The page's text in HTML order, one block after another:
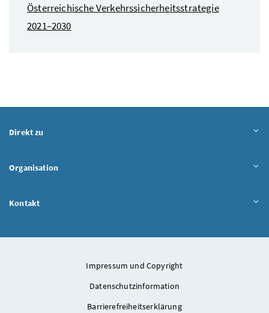
Österreichische Verkehrssicherheitsstrategie
2021–2030
Direkt zu
Organisation
Kontakt
Impressum und Copyright
Datenschutzinformation
Barrierefreiheitserklärung